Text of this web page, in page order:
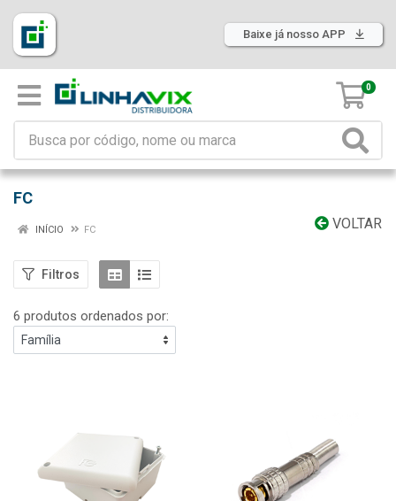
Baixe já nosso APP
0
FC
VOLTAR
INÍCIO FC
Filtros
6 produtos ordenados por: